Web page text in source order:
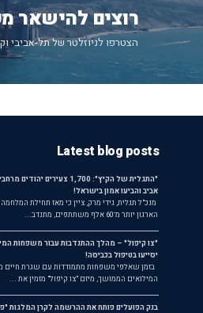
רוצים להישאר
הצטרפו לניוזלטר של תל-אביבי
Latest blog posts
"התגלית של הקיץ": 1,700
אביב והביעו אמון בישראל!
מנכ"ל תגלית, גידי מרק, ציין כי מאז תחילת
הארגון יותר מ־60 אלף משתתפים, מתנדב...
"צו קיפול" – מהלך ההתנדבות עבור משפחות
יסייעו בטיפול בכביסה!
בזמן שאלפי משפחות מתמודדות עם שגרת חיים
המילואים הממושך, מיזם "צו קיפול" מזמין את ...